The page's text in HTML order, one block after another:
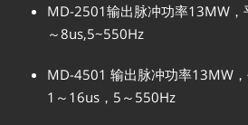
MD-2501输出脉冲功率13MW，
～8us,5~550Hz
MD-4501 输出脉冲功率13MW
1～16us，5～550Hz